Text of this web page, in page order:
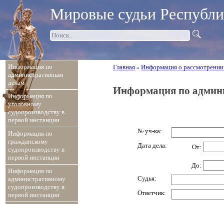
Информация по
административным
делам
Информация по
уголовному
судопроизводству в
первой инстанции
Информация по
гражданскому
судопроизводству в
первой инстанции
Информация по
административному
судопроизводству в
первой инстанции
Мировые судьи
Главная » Информация о рассмотрении
Информация по
№ уч-ка:
Дата дела:
От:
До:
Судья:
Ответчик: